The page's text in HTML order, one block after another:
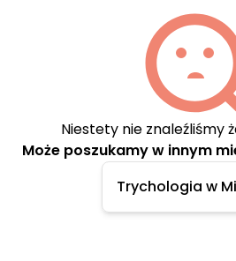
Niestety nie znaleźliśmy
Może poszukamy w innym
Trychologia w